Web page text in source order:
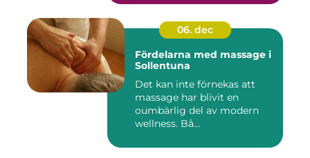
06. dec
Fördelarna med massage i
Sollentuna
Det kan inte förnekas att
massage har blivit en
oumbärlig del av modern
wellness. Bå...